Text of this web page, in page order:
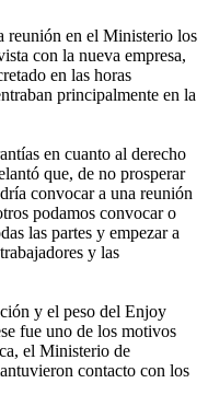
reunión en el Ministerio los
con la nueva empresa,
en las horas
principalmente en la
en cuanto al derecho
que, de no prosperar
convocar a una reunión
podamos convocar o
las partes y empezar a
y las
y el peso del Enjoy
fue uno de los motivos
el Ministerio de
contacto con los